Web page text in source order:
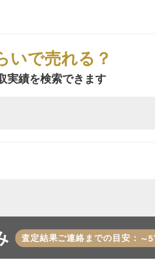
いで売れる？
実績を検索できます
査定結果ご連絡までの目安： ～5